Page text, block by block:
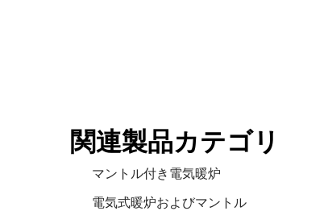
関連製品カテゴリ
マントル付き電気暖炉
電気式暖炉およびマントル